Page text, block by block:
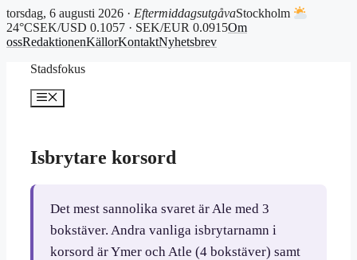
torsdag, 6 augusti 2026 · EftermiddagsutgåvaStockholm
24°CSEK/USD 0.1057 · SEK/EUR 0.0915Om
ossRedaktionenKällorKontaktNyhetsbrev
Stadsfokus
Meny
Isbrytare korsord
Det mest sannolika svaret är Ale med 3
bokstäver. Andra vanliga isbrytarnamn i
korsord är Ymer och Atle (4 bokstäver) samt